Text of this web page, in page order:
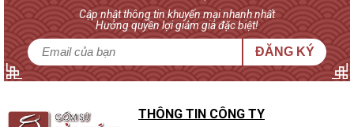
Cập nhật thông tin khuyến mại nhanh nhất
Hưởng quyền lợi giảm giá đặc biệt!
ĐĂNG KÝ
THÔNG TIN CÔNG TY